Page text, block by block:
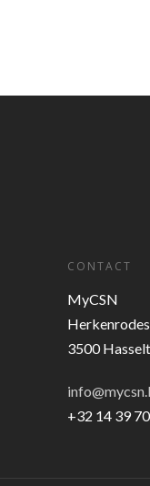
CONTACT
MyCSN
3500 Hasselt
+32 14 39